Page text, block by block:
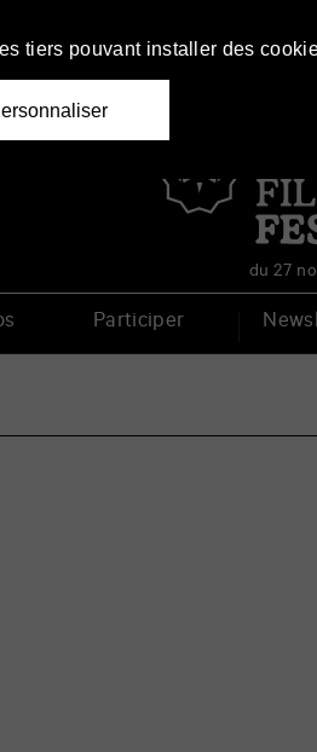
du 27
Participer
tiers pouvant installer des